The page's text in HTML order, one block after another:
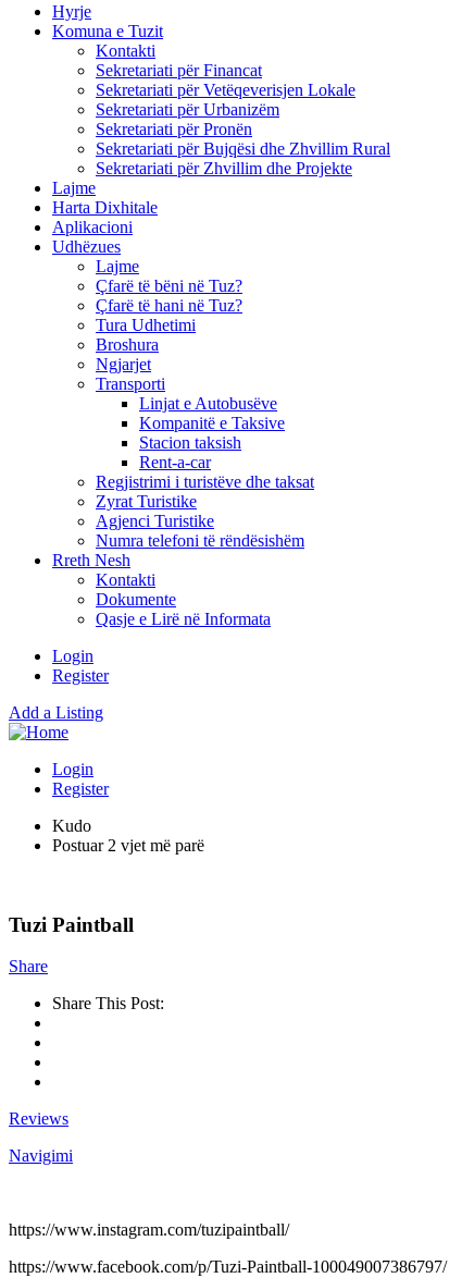
Hyrje
Komuna e Tuzit
Kontakti
Sekretariati për Financat
Sekretariati për Vetëqeverisjen Lokale
Sekretariati për Urbanizëm
Sekretariati për Pronën
Sekretariati për Bujqësi dhe Zhvillim Rural
Sekretariati për Zhvillim dhe Projekte
Lajme
Harta Dixhitale
Aplikacioni
Udhëzues
Lajme
Çfarë të bëni në Tuz?
Çfarë të hani në Tuz?
Tura Udhetimi
Broshura
Ngjarjet
Transporti
Linjat e Autobusëve
Kompanitë e Taksive
Stacion taksish
Rent-a-car
Regjistrimi i turistëve dhe taksat
Zyrat Turistike
Agjenci Turistike
Numra telefoni të rëndësishëm
Rreth Nesh
Kontakti
Dokumente
Qasje e Lirë në Informata
Login
Register
Add a Listing
Login
Register
Kudo
Postuar 2 vjet më parë
Tuzi Paintball
Share
Share This Post:
Reviews
Navigimi
https://www.instagram.com/tuzipaintball/
https://www.facebook.com/p/Tuzi-Paintball-100049007386797/